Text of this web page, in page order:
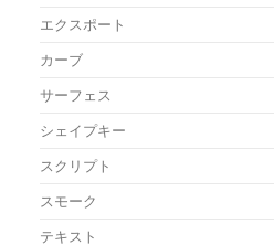
エクスポート
カーブ
サーフェス
シェイプキー
スクリプト
スモーク
テキスト